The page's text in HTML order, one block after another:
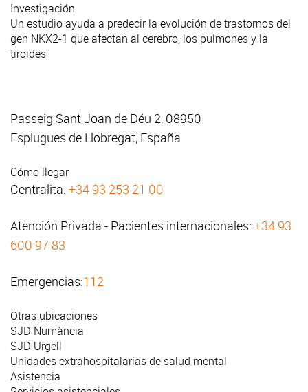
Investigación
Un estudio ayuda a predecir la evolución de trastornos del
gen NKX2-1 que afectan al cerebro, los pulmones y la
tiroides
Passeig Sant Joan de Déu 2, 08950
Esplugues de Llobregat, España
Cómo llegar
Centralita: +34 93 253 21 00
Atención Privada - Pacientes internacionales: +34 93
600 97 83
Emergencias:112
Otras ubicaciones
SJD Numància
SJD Urgell
Unidades extrahospitalarias de salud mental
Asistencia